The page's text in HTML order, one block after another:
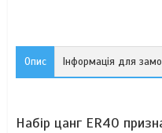
Опис Інформація для
Набір цанг ER40